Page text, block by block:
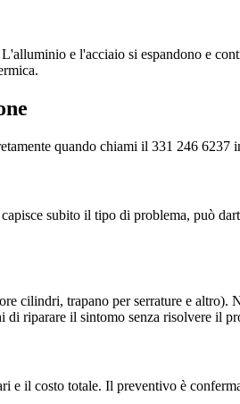
e l'acciaio si espandono e
quando chiami il 331 246 6237
subito il tipo di problema, può
cilindri, trapano per serrature e
di riparare il sintomo senza risolvere il
e il costo totale. Il preventivo è